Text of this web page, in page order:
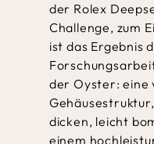
der Rolex
Challenge, zum
ist das Ergebnis
der Oyster: eine
dicken, leicht
einem